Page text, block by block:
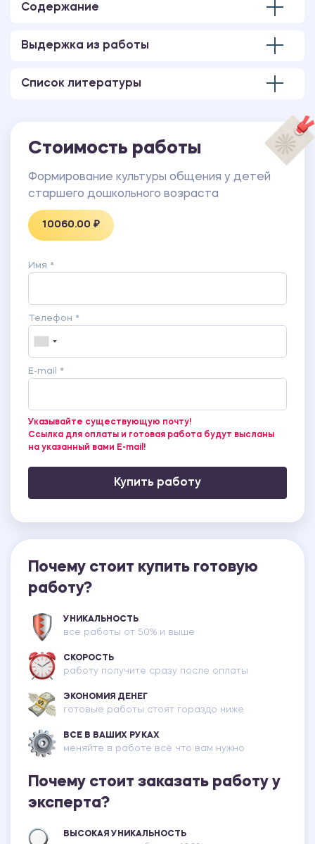
ПРИЛОЖЕНИЕ 1 Результаты диагностики
ПРИЛОЖЕНИЕ 2 Результаты диагностики
данных (критерий Вилкоксона).
Содержание
Выдержка из работы
Список литературы
Стоимость работы
Формирование культуры общения у детей
старшего дошкольного возраста
10060.00 ₽
Имя *
Телефон *
E-mail *
Указывайте существующую почту!
Ссылка для оплаты и готовая работа будут высланы
на указанный вами E-mail!
Купить работу
Почему стоит купить готовую
работу?
УНИКАЛЬНОСТЬ
все работы от 50% и выше
СКОРОСТЬ
работу получите сразу после оплаты
ЭКОНОМИЯ ДЕНЕГ
готовые работы стоят гораздо ниже
ВСЕ В ВАШИХ РУКАХ
меняйте в работе всё что вам нужно
Почему стоит заказать работу у
эксперта?
ВЫСОКАЯ УНИКАЛЬНОСТЬ